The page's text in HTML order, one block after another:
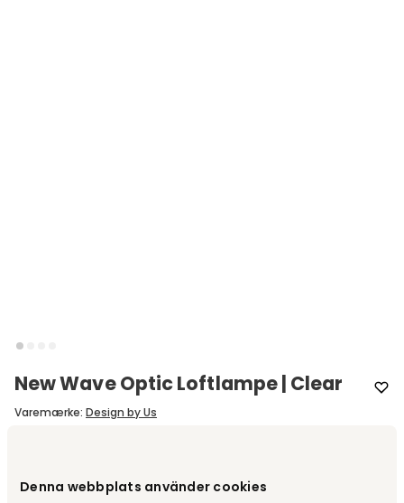
Denna webbplats använder cookies
New Wave Optic Loftlampe | Clear
Varemærke: Design by Us